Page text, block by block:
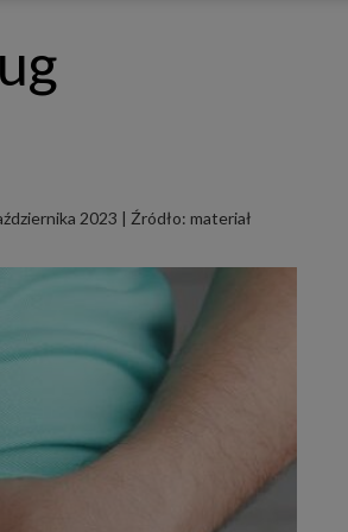
ale możesz mu się w każdej chwili sprzeciwić. O ile nie
ustawień w Twojej przeglądarce, podmioty z Grupy SAGIER
pliki cookies i podobne oraz odczytywać informacje z takich
akapicie „Cookies” pod koniec tej informacji.
Grupy SAGIER czyli podmioty z grupy kapitałowej SAGIER, w
18c/3, 35-310 Rzeszów oraz Podmioty Zależne. Ponadto, w
administratorami Twoich danych osobowych będą także nasi
sprawdzić w każdym momencie na stronie naszej
zgody.
usługi (np. usługi zapewniającej Ci możliwość zapoznania się
regulaminu tego serwisu), to możemy przetwarzać Twoje dane w
2023 | Źródło: materiał